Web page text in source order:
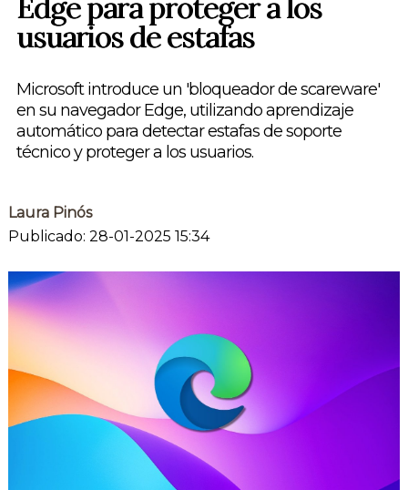
Edge para proteger a los
usuarios de estafas
Microsoft introduce un 'bloqueador de scareware'
en su navegador Edge, utilizando aprendizaje
automático para detectar estafas de soporte
técnico y proteger a los usuarios.
Laura Pinós
Publicado: 28-01-2025 15:34